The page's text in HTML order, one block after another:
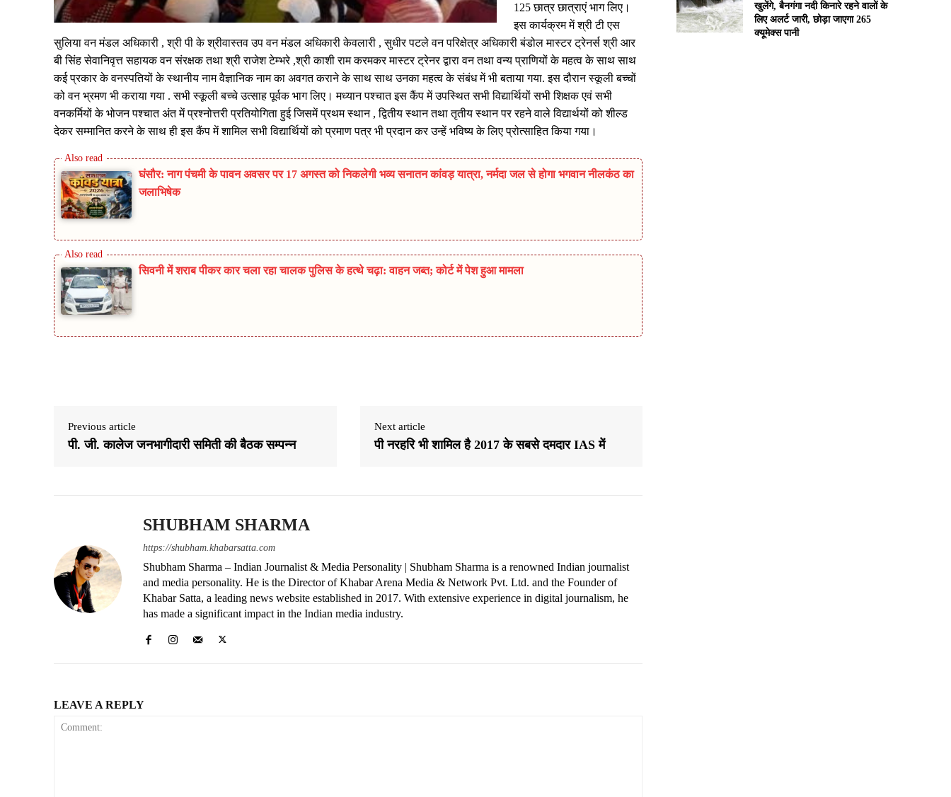
125 छात्र छात्राएं भाग लिए।
इस कार्यक्रम में श्री टी एस
सुलिया वन मंडल अधिकारी , श्री पी के श्रीवास्तव उप वन मंडल अधिकारी केवलारी , सुधीर पटले वन परिक्षेत्र अधिकारी बंडोल मास्टर ट्रेनर्स श्री आर
बी सिंह सेवानिवृत्त सहायक वन संरक्षक तथा श्री राजेश टेम्भरे ,श्री काशी राम करमकर मास्टर ट्रेनर द्वारा वन तथा वन्य प्राणियों के महत्व के साथ साथ
कई प्रकार के वनस्पतियों के स्थानीय नाम वैज्ञानिक नाम का अवगत कराने के साथ साथ उनका महत्व के संबंध में भी बताया गया. इस दौरान स्कूली बच्चों
को वन भ्रमण भी कराया गया . सभी स्कूली बच्चे उत्साह पूर्वक भाग लिए। मध्यान पश्चात इस कैंप में उपस्थित सभी विद्यार्थियों सभी शिक्षक एवं सभी
वनकर्मियों के भोजन पश्चात अंत में प्रश्नोत्तरी प्रतियोगिता हुई जिसमें प्रथम स्थान , द्वितीय स्थान तथा तृतीय स्थान पर रहने वाले विद्यार्थयों को शील्ड
देकर सम्मानित करने के साथ ही इस कैंप में शामिल सभी विद्यार्थियों को प्रमाण पत्र भी प्रदान कर उन्हें भविष्य के लिए प्रोत्साहित किया गया।
घंसौर: नाग पंचमी के पावन अवसर पर 17 अगस्त को निकलेगी भव्य सनातन कांवड़ यात्रा, नर्मदा जल से होगा भगवान नीलकंठ का
जलाभिषेक
सिवनी में शराब पीकर कार चला रहा चालक पुलिस के हत्थे चढ़ा: वाहन जब्त; कोर्ट में पेश हुआ मामला
Previous article
पी. जी. कालेज जनभागीदारी समिती की बैठक सम्पन्न
Next article
पी नरहरि भी शामिल है 2017 के सबसे दमदार IAS में
SHUBHAM SHARMA
https://shubham.khabarsatta.com
Shubham Sharma – Indian Journalist & Media Personality | Shubham Sharma is a renowned Indian journalist
and media personality. He is the Director of Khabar Arena Media & Network Pvt. Ltd. and the Founder of
Khabar Satta, a leading news website established in 2017. With extensive experience in digital journalism, he
has made a significant impact in the Indian media industry.
LEAVE A REPLY
खुलेंगे, बैनगंगा नदी किनारे रहने वालों के
लिए अलर्ट जारी, छोड़ा जाएगा 265
क्यूमेक्स पानी